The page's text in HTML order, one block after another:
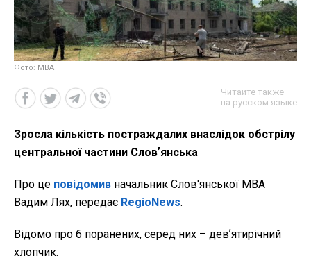
Фото: МВА
Читайте также
на русском языке
Зросла кількість постраждалих внаслідок обстрілу
центральної частини Словʼянська
Про це повідомив начальник Слов'янської МВА
Вадим Лях, передає RegioNews.
Відомо про 6 поранених, серед них – девʼятирічний
хлопчик.